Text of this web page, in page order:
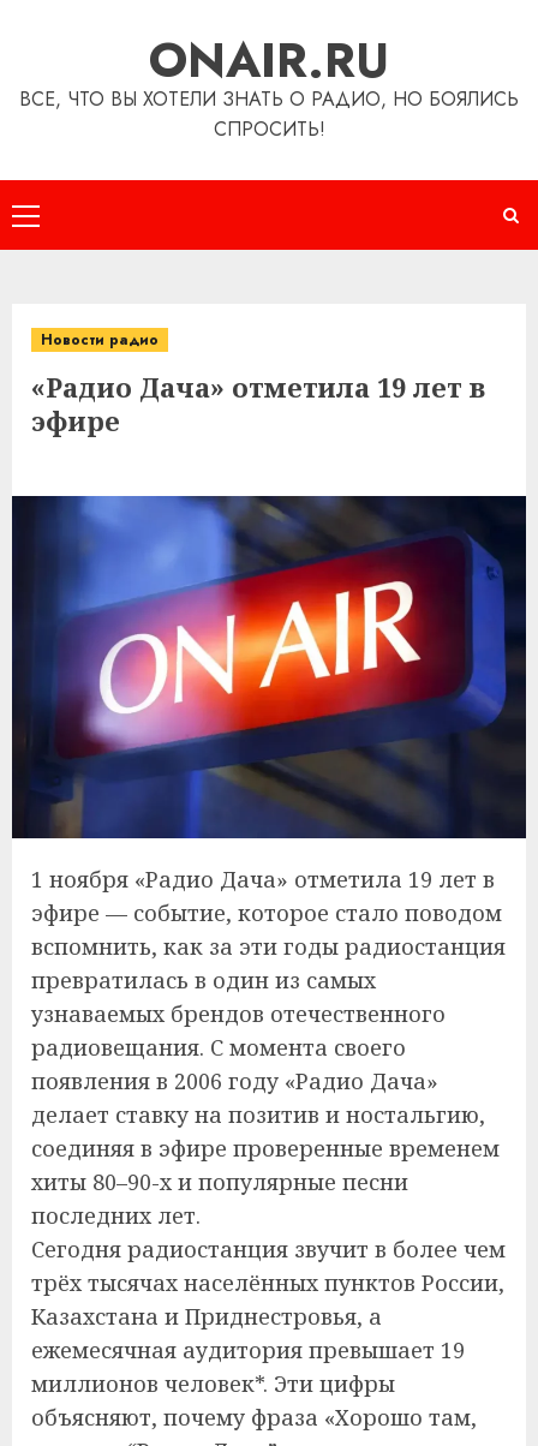
ONAIR.RU
ВСЕ, ЧТО ВЫ ХОТЕЛИ ЗНАТЬ О РАДИО, НО БОЯЛИСЬ
СПРОСИТЬ!
Основное
меню
Новости радио
«Радио Дача» отметила 19 лет в
эфире
1 ноября «Радио Дача» отметила 19 лет в
эфире — событие, которое стало поводом
вспомнить, как за эти годы радиостанция
превратилась в один из самых
узнаваемых брендов отечественного
радиовещания. С момента своего
появления в 2006 году «Радио Дача»
делает ставку на позитив и ностальгию,
соединяя в эфире проверенные временем
хиты 80–90-х и популярные песни
последних лет.
Сегодня радиостанция звучит в более чем
трёх тысячах населённых пунктов России,
Казахстана и Приднестровья, а
ежемесячная аудитория превышает 19
миллионов человек*. Эти цифры
объясняют, почему фраза «Хорошо там,